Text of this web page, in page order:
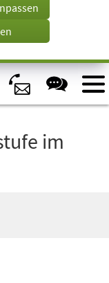
im